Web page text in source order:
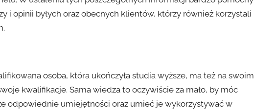
i opinii byłych oraz obecnych klientów, którzy również korzystali
osoba, która ukończyła studia wyższe, ma też na swoim
kwalifikacje. Sama wiedza to oczywiście za mało, by móc
odpowiednie umiejętności oraz umieć je wykorzystywać w